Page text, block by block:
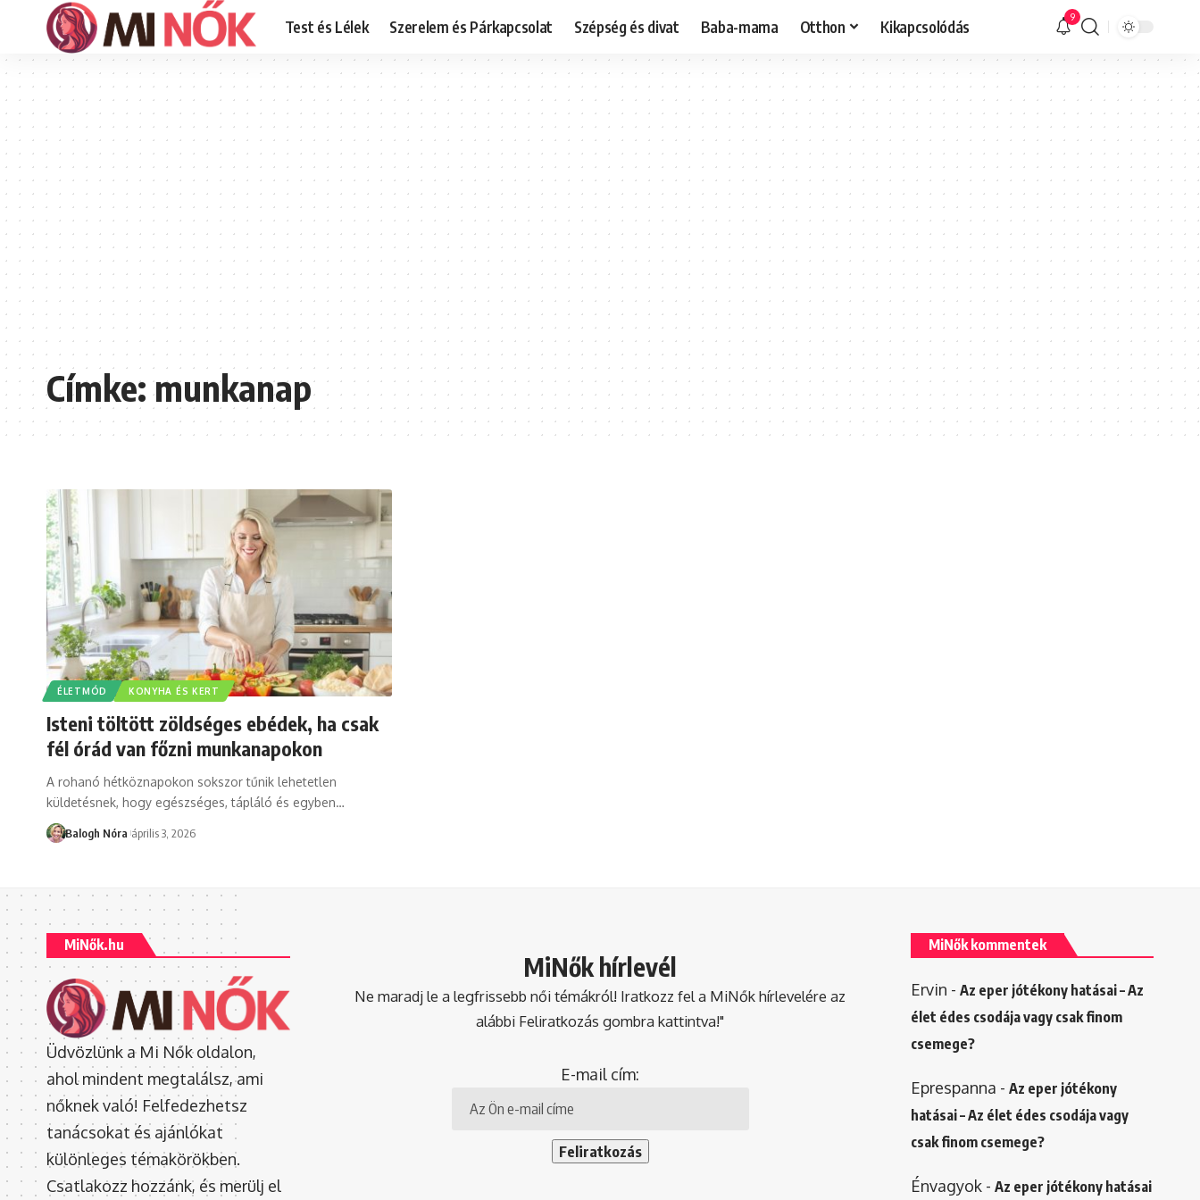
Test és Lélek Szerelem és Párkapcsolat Szépség és divat Baba-mama Otthon Kikapcsolódás 9
Címke:munkanap
ÉLETMÓD KONYHA ÉS KERT
Isteni töltött zöldséges ebédek, ha csak
fél órád van főzni munkanapokon
A rohanó hétköznapokon sokszor tűnik lehetetlen
küldetésnek, hogy egészséges, tápláló és egyben…
Balogh Nóra április 3, 2026
MiNők.hu
Üdvözlünk a Mi Nők oldalon,
ahol mindent megtalálsz, ami
nőknek való! Felfedezhetsz
tanácsokat és ajánlókat
különleges témakörökben.
Csatlakozz hozzánk, és merülj el
MiNők hírlevél
Ne maradj le a legfrissebb női témákról! Iratkozz fel a MiNők hírlevelére az
alábbi Feliratkozás gombra kattintva!"
E-mail cím:
MiNők kommentek
Ervin - Az eper jótékony hatásai – Az
élet édes csodája vagy csak finom
csemege?
Eprespanna - Az eper jótékony
hatásai – Az élet édes csodája vagy
csak finom csemege?
Énvagyok- Az eper jótékony hatásai